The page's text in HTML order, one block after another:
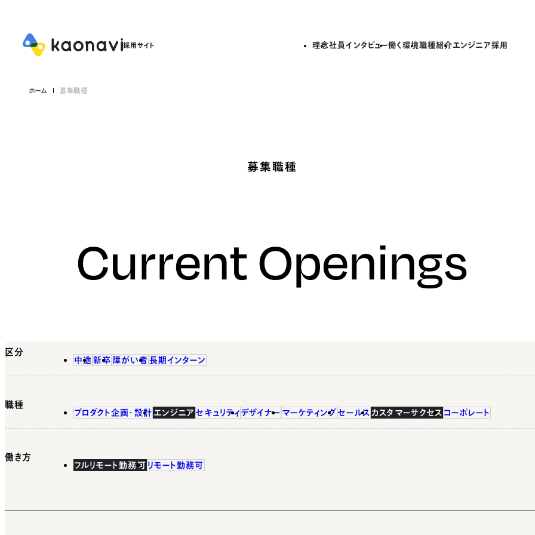
理念社員インタビュー働く環境職種紹介エンジニア採用
ホーム 募集職種
募集職種
Current Openings
区分
中途 新卒 障がい者 長期インターン
職種
プロダクト企画・設計 エンジニア セキュリティ デザイナー マーケティング セールス カスタマーサクセス コーポレート
働き方
フルリモート勤務可 リモート勤務可